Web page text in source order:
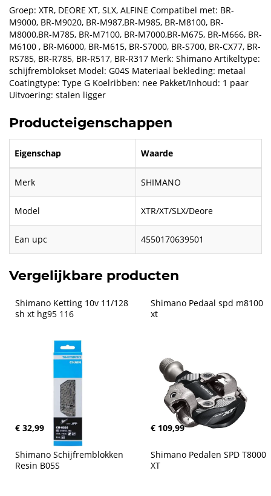
Groep: XTR, DEORE XT, SLX, ALFINE Compatibel met: BR-
M9000, BR-M9020, BR-M987,BR-M985, BR-M8100, BR-
M8000,BR-M785, BR-M7100, BR-M7000,BR-M675, BR-M666, BR-
M6100 , BR-M6000, BR-M615, BR-S7000, BR-S700, BR-CX77, BR-
RS785, BR-R785, BR-R517, BR-R317 Merk: Shimano Artikeltype:
schijfremblokset Model: G04S Materiaal bekleding: metaal
Coatingtype: Type G Koelribben: nee Pakket/Inhoud: 1 paar
Uitvoering: stalen ligger
Producteigenschappen
Eigenschap Waarde
Merk SHIMANO
Model XTR/XT/SLX/Deore
Ean upc 4550170639501
Vergelijkbare producten
Shimano Ketting 10v 11/128
sh xt hg95 116
€ 32,99
Shimano Pedaal spd m8100
xt
€ 109,99
Shimano Schijfremblokken
Resin B05S
Shimano Pedalen SPD T8000
XT